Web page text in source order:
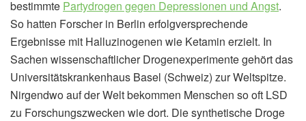
bestimmte Partydrogen gegen Depressionen und Angst.
So hatten Forscher in Berlin erfolgversprechende
Ergebnisse mit Halluzinogenen wie Ketamin erzielt. In
Sachen wissenschaftlicher Drogenexperimente gehört das
Universitätskrankenhaus Basel (Schweiz) zur Weltspitze.
Nirgendwo auf der Welt bekommen Menschen so oft LSD
zu Forschungszwecken wie dort. Die synthetische Droge